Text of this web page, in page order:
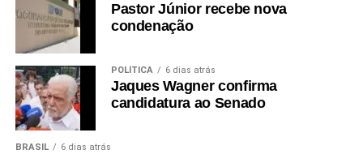
Pastor Júnior recebe nova
condenação
POLÍTICA 6 dias atrás
Jaques Wagner confirma
candidatura ao Senado
BRASIL 6 dias atrás